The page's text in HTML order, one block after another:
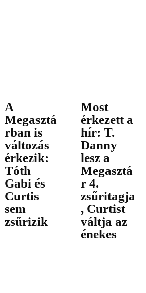
A
Megasztá
rban is
változás
érkezik:
Tóth
Gabi és
Curtis
sem
zsűrizik
Most
érkezett a
hír: T.
Danny
lesz a
Megasztá
r 4.
zsűritagja
, Curtist
váltja az
énekes